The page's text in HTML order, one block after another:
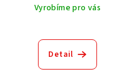
Vyrobíme pro vás
Detail